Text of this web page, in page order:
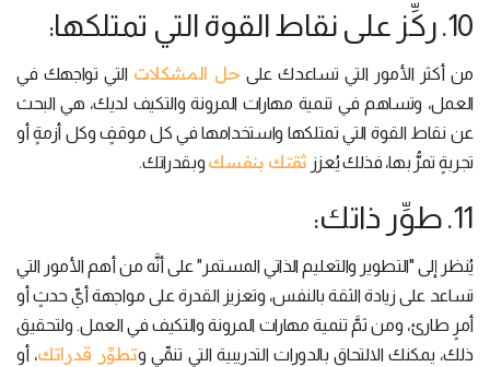
10. ركِّز على نقاط القوة التي تمتلكها:
من أكثر الأمور التي تساعدك على حل المشكلات التي تواجهك في
العمل، وتساهم في تنمية مهارات المرونة والتكيف لديك، هي البحث
عن نقاط القوة التي تمتلكها واستخدامها في كل موقفٍ وكل أزمةٍ أو
تجربةٍ تمرُّ بها، فذلك يُعزز ثقتك بنفسك وبقدراتك.
11. طوِّر ذاتك:
يُنظر إلى "التطوير والتعليم الذاتي المستمر" على أنَّه من أهم الأمور التي
تساعد على زيادة الثقة بالنفس، وتعزيز القدرة على مواجهة أيِّ حدثٍ أو
أمرٍ طارئ، ومن ثمَّ تنمية مهارات المرونة والتكيف في العمل. ولتحقيق
ذلك، يمكنك الالتحاق بالدورات التدريبية التي تنمِّي وتطوِّر قدراتك، أو